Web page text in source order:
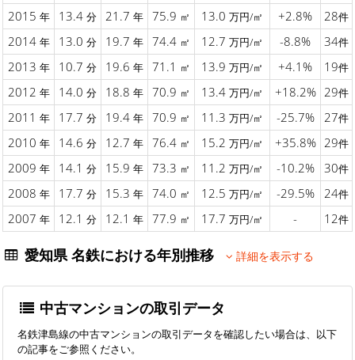
2015 年 13.4 分 21.7 年 75.9 ㎡ 13.0 万円/㎡ +2.8% 28件
2014 年 13.0 分 19.7 年 74.4 ㎡ 12.7 万円/㎡ -8.8% 34件
2013 年 10.7 分 19.6 年 71.1 ㎡ 13.9 万円/㎡ +4.1% 19件
2012 年 14.0 分 18.8 年 70.9 ㎡ 13.4 万円/㎡ +18.2% 29件
2011 年 17.7 分 19.4 年 70.9 ㎡ 11.3 万円/㎡ -25.7% 27件
2010 年 14.6 分 12.7 年 76.4 ㎡ 15.2 万円/㎡ +35.8% 29件
2009 年 14.1 分 15.9 年 73.3 ㎡ 11.2 万円/㎡ -10.2% 30件
2008 年 17.7 分 15.3 年 74.0 ㎡ 12.5 万円/㎡ -29.5% 24件
2007 年 12.1 分 12.1 年 77.9 ㎡ 17.7 万円/㎡ - 12件
愛知県 名鉄における年別推移 詳細を表示する
中古マンションの取引データ
名鉄津島線の中古マンションの取引データを確認したい場合は、以下
の記事をご参照ください。